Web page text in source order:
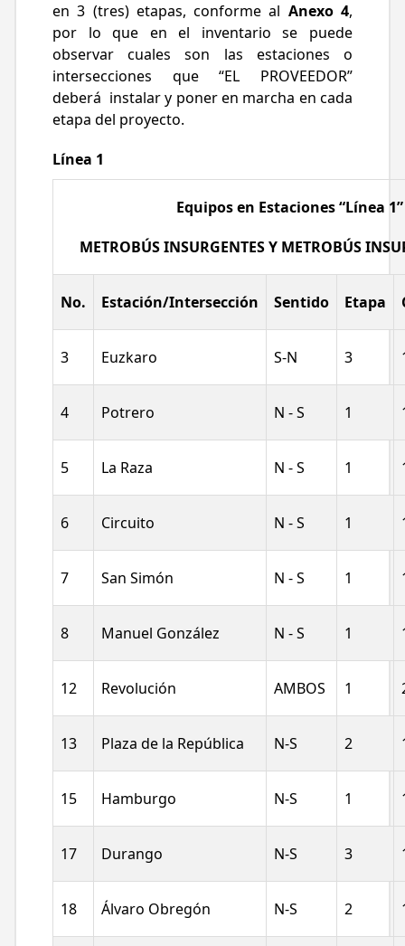
en 3 (tres) etapas, conforme al Anexo 4,
por lo que en el inventario se puede
observar cuales son las estaciones o
intersecciones que “EL PROVEEDOR”
deberá instalar y poner en marcha en cada
etapa del proyecto.
Línea 1
Equipos en Estaciones “Línea 1”
METROBÚS INSURGENTES Y METROBÚS
No. Estación/Intersección Sentido Etapa
3 Euzkaro S-N 3
4 Potrero N - S 1
5 La Raza N - S 1
6 Circuito N - S 1
7 San Simón N - S 1
8 Manuel González N - S 1
12 Revolución AMBOS 1
13 Plaza de la República N-S 2
15 Hamburgo N-S 1
17 Durango N-S 3
18 Álvaro Obregón N-S 2